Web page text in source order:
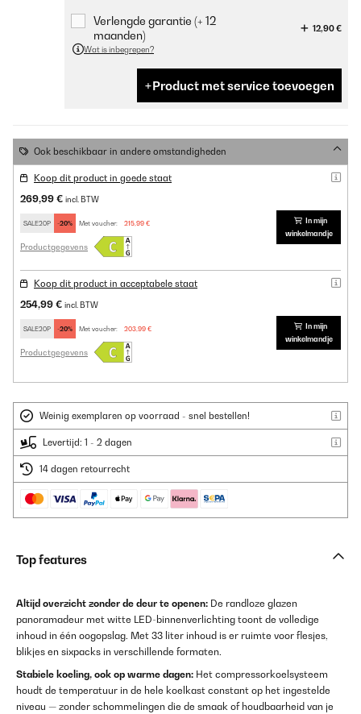
Verlengde garantie (+ 12
maanden)
12,90 €
Wat is inbegrepen?
Product met service toevoegen
Ook beschikbaar in andere omstandigheden
Koop dit product in goede staat
269,99 € incl. BTW
SALE20P -20% Met voucher: 215,99 €
Productgegevens
In mijn
winkelmandje
Koop dit product in acceptabele staat
254,99 € incl. BTW
SALE20P -20% Met voucher: 203,99 €
Productgegevens
In mijn
winkelmandje
Weinig exemplaren op voorraad - snel bestellen!
Levertijd: 1 - 2 dagen
14 dagen retourrecht
Top features
Altijd overzicht zonder de deur te openen: De randloze glazen
panoramadeur met witte LED-binnenverlichting toont de volledige
inhoud in één oogopslag. Met 33 liter inhoud is er ruimte voor flesjes,
blikjes en sixpacks in verschillende formaten.
Stabiele koeling, ook op warme dagen: Het compressorkoelsysteem
houdt de temperatuur in de hele koelkast constant op het ingestelde
niveau — zonder schommelingen die de smaak of houdbaarheid van je